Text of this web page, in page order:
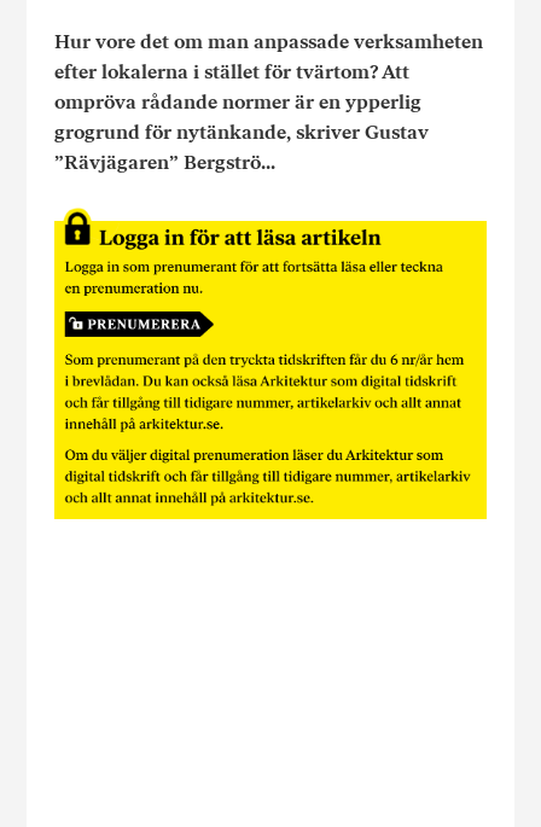
Hur vore det om man anpassade verksamheten
efter lokalerna i stället för tvärtom? Att
ompröva rådande normer är en ypperlig
grogrund för nytänkande, skriver Gustav
”Rävjägaren” Bergströ...